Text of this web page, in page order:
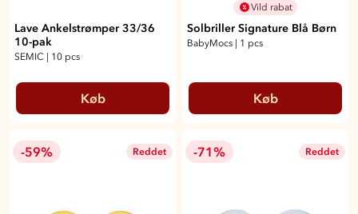
Lave Ankelstrømper 33/36
10-pak
SEMIC | 10 pcs
Køb
Vild rabat
Solbriller Signature Blå Børn
BabyMocs | 1 pcs
Køb
-59% Reddet -71% Reddet